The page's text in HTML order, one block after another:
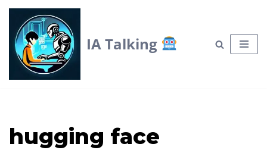
Skip
to
content
IA Talking
hugging face